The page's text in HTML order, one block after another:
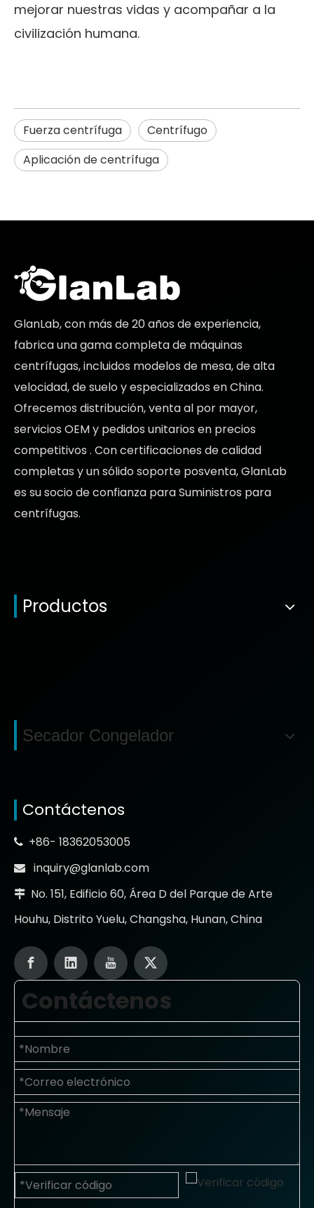
mejorar nuestras vidas y acompañar a la
civilización humana.
Fuerza centrífuga
Centrífugo
Aplicación de centrífuga
GlanLab, con más de 20 años de experiencia,
fabrica una gama completa de máquinas
centrífugas, incluidos modelos de mesa, de alta
velocidad, de suelo y especializados en China.
Ofrecemos distribución, venta al por mayor,
servicios OEM y pedidos unitarios en precios
competitivos . Con certificaciones de calidad
completas y un sólido soporte posventa, GlanLab
es su socio de confianza paraSuministros para
centrífugas.
Productos
Secador Congelador
Contáctenos
 +86- 18362053005
 inquiry@glanlab.com
 No. 151, Edificio 60, Área D del Parque de Arte
Houhu, Distrito Yuelu, Changsha, Hunan, China
Contáctenos